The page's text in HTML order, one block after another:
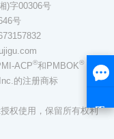
)字00306号
号
ACP®和PMBOK®
的注册商标
权使用，保留所有权利